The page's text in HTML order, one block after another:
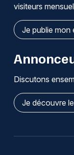
visiteurs
Je publie mon
Discutons
Je découvre